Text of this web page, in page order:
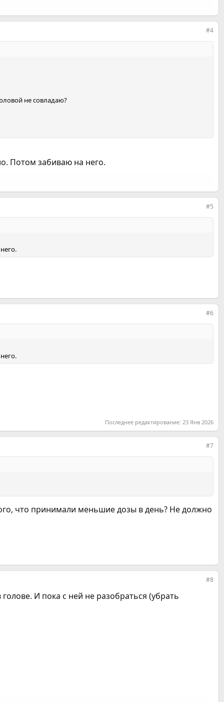
#4
не совладаю?
Потом забиваю на него.
#5
#6
Последнее редактирование: 23 Янв 2026
#7
что принимали меньшие дозы в день? Не должно
#8
И пока с ней не разобраться (убрать